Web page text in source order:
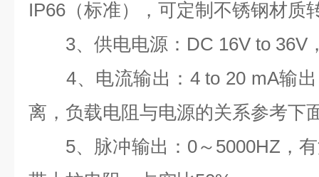
IP66（标准），可定制不锈钢材质
3、供电电源：DC 16V to 36V
4、电流输出：4 to 20 mA输出
离，负载电阻与电源的关系参考下
5、脉冲输出：0～5000HZ，有